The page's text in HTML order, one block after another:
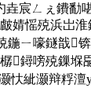
垚宸ㄥぇ鐨勫
婧愮殑浜岀
鍦ㄧ嚎鐩戠
鐞嗙殑鏁堢
忕紪灏辩粰